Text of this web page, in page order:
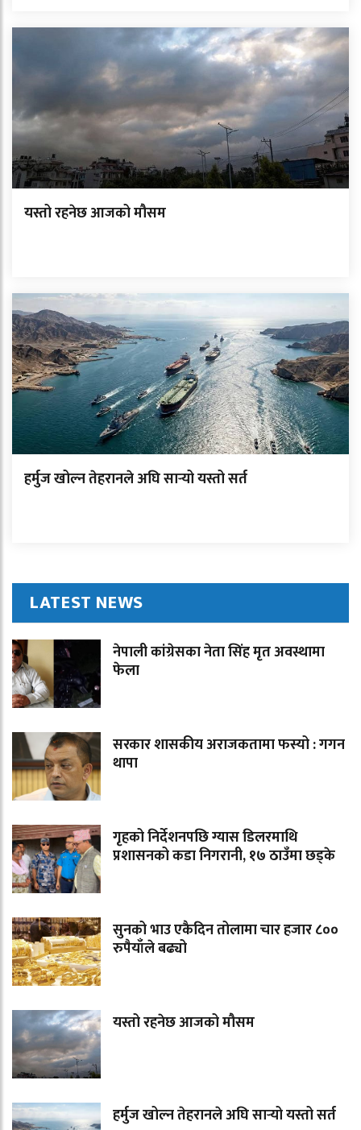
यस्तो रहनेछ आजको मौसम
हर्मुज खोल्न तेहरानले अघि सार्‍यो यस्तो सर्त
LATEST NEWS
नेपाली कांग्रेसका नेता सिंह मृत अवस्थामा
फेला
सरकार शासकीय अराजकतामा फस्यो : गगन
थापा
गृहको निर्देशनपछि ग्यास डिलरमाथि
प्रशासनको कडा निगरानी, १७ ठाउँमा छड्के
सुनको भाउ एकैदिन तोलामा चार हजार ८००
रुपैयाँले बढ्यो
यस्तो रहनेछ आजको मौसम
हर्मुज खोल्न तेहरानले अघि सार्‍यो यस्तो सर्त